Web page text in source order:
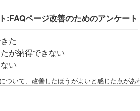
:FAQページ改善のためのアンケート
た
が納得できない
い
ついて、改善したほうがよいと感じた点があ